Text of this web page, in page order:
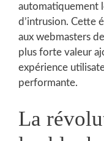
automatiquement
d’intrusion. Cette
aux webmasters
plus forte valeur
expérience
performante.
La